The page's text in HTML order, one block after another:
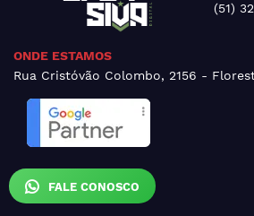
FALE CONOSCO
(51)
ONDE ESTAMOS
Rua Cristóvão Colombo, 2156 -